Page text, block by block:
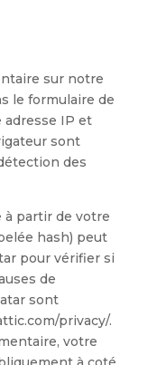
sur notre
le formulaire de
adresse IP et
sont
des
à partir de votre
hash) peut
pour vérifier si
de
sont
privacy/.
votre